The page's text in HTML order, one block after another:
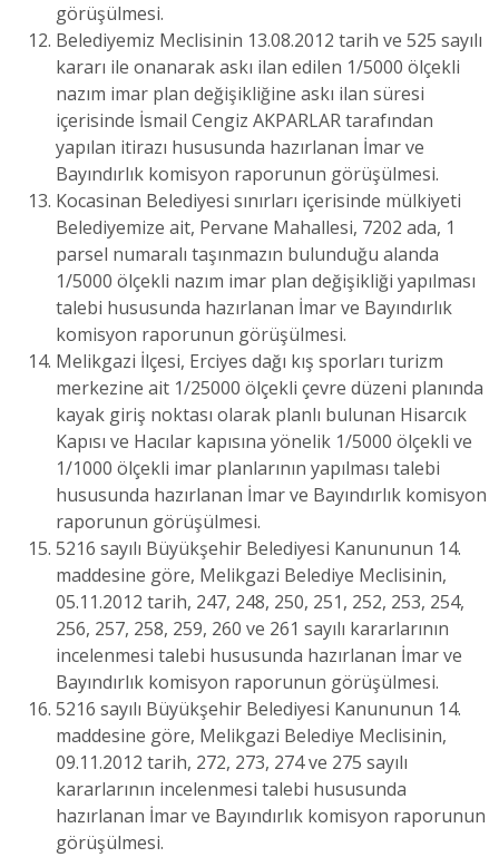
görüşülmesi.
Belediyemiz Meclisinin 13.08.2012 tarih ve 525 sayılı
kararı ile onanarak askı ilan edilen 1/5000 ölçekli
nazım imar plan değişikliğine askı ilan süresi
içerisinde İsmail Cengiz AKPARLAR tarafından
yapılan itirazı hususunda hazırlanan İmar ve
Bayındırlık komisyon raporunun görüşülmesi.
Kocasinan Belediyesi sınırları içerisinde mülkiyeti
Belediyemize ait, Pervane Mahallesi, 7202 ada, 1
parsel numaralı taşınmazın bulunduğu alanda
1/5000 ölçekli nazım imar plan değişikliği yapılması
talebi hususunda hazırlanan İmar ve Bayındırlık
komisyon raporunun görüşülmesi.
Melikgazi İlçesi, Erciyes dağı kış sporları turizm
merkezine ait 1/25000 ölçekli çevre düzeni planında
kayak giriş noktası olarak planlı bulunan Hisarcık
Kapısı ve Hacılar kapısına yönelik 1/5000 ölçekli ve
1/1000 ölçekli imar planlarının yapılması talebi
hususunda hazırlanan İmar ve Bayındırlık komisyon
raporunun görüşülmesi.
5216 sayılı Büyükşehir Belediyesi Kanununun 14.
maddesine göre, Melikgazi Belediye Meclisinin,
05.11.2012 tarih, 247, 248, 250, 251, 252, 253, 254,
256, 257, 258, 259, 260 ve 261 sayılı kararlarının
incelenmesi talebi hususunda hazırlanan İmar ve
Bayındırlık komisyon raporunun görüşülmesi.
5216 sayılı Büyükşehir Belediyesi Kanununun 14.
maddesine göre, Melikgazi Belediye Meclisinin,
09.11.2012 tarih, 272, 273, 274 ve 275 sayılı
kararlarının incelenmesi talebi hususunda
hazırlanan İmar ve Bayındırlık komisyon raporunun
görüşülmesi.